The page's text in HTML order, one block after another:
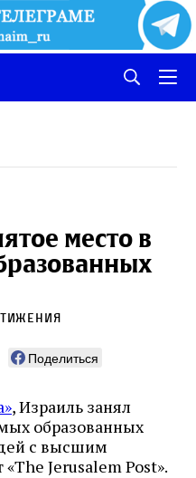
место в
Поделиться
, Израиль занял
образованных
с высшим
Jerusalem Post».